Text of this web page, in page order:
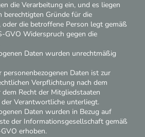
die Verarbeitung ein, und es liegen
berechtigten Gründe für die
oder die betroffene Person legt gemäß
GVO Widerspruch gegen die
Daten wurden unrechtmäßig
personenbezogenen Daten ist zur
Verpflichtung nach dem
Recht der Mitgliedstaaten
Verantwortliche unterliegt.
Daten wurden in Bezug auf
der Informationsgesellschaft gemäß
erhoben.